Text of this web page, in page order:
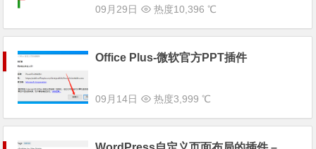
09月29日 热度10,396 ℃
Office Plus-微软官方PPT插件
09月14日 热度3,999 ℃